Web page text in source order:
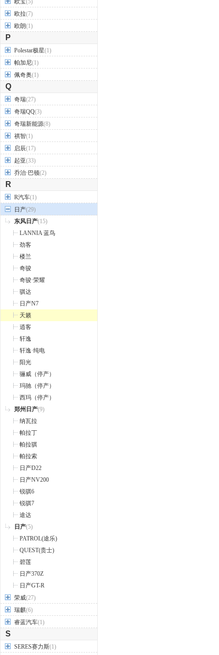
欧宝(5)
欧拉(7)
欧朗(1)
P
Polestar极星(1)
帕加尼(1)
佩奇奥(1)
Q
奇瑞(27)
奇瑞QQ(3)
奇瑞新能源(8)
祺智(1)
启辰(17)
起亚(33)
乔治·巴顿(2)
R
R汽车(1)
日产(29)
东风日产(15)
LANNIA 蓝鸟
劲客
楼兰
奇骏
奇骏·荣耀
骐达
日产N7
天籁
逍客
轩逸
轩逸·纯电
阳光
骊威（停产）
玛驰（停产）
西玛（停产）
郑州日产(9)
纳瓦拉
帕拉丁
帕拉骐
帕拉索
日产D22
日产NV200
锐骐6
锐骐7
途达
日产(5)
PATROL(途乐)
QUEST(贵士)
碧莲
日产370Z
日产GT-R
荣威(27)
瑞麒(6)
睿蓝汽车(1)
S
SERES赛力斯(1)